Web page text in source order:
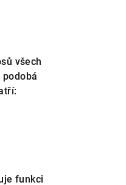
všech
funkci